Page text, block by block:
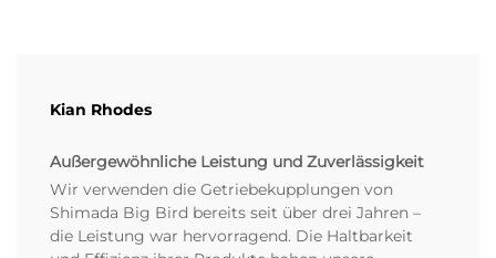
Kian Rhodes
Außergewöhnliche Leistung und Zuverlässigkeit
Wir verwenden die Getriebekupplungen von
Shimada Big Bird bereits seit über drei Jahren –
die Leistung war hervorragend. Die Haltbarkeit